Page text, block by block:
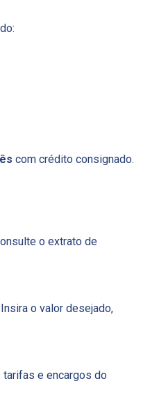
com crédito consignado.
o extrato de
o valor desejado,
tarifas e encargos do